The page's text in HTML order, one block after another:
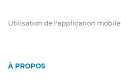
Utilisation de l'application mobile
À PROPOS